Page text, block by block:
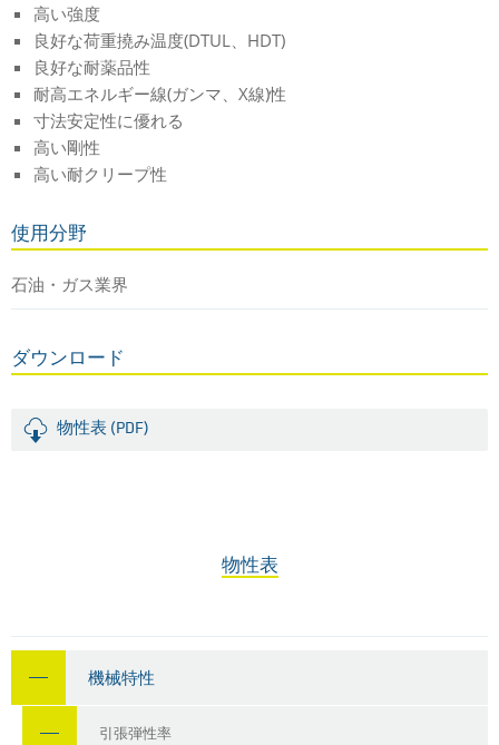
高い強度
良好な荷重撓み温度(DTUL、HDT)
良好な耐薬品性
耐高エネルギー線(ガンマ、X線)性
寸法安定性に優れる
高い剛性
高い耐クリープ性
使用分野
石油・ガス業界
ダウンロード
物性表 (PDF)
物性表
機械特性
引張弾性率